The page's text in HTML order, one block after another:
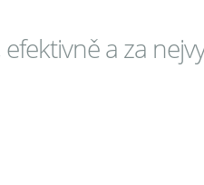
efektivně a za